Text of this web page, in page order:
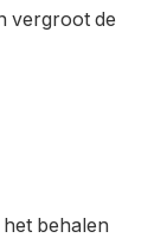
vergroot de
behalen